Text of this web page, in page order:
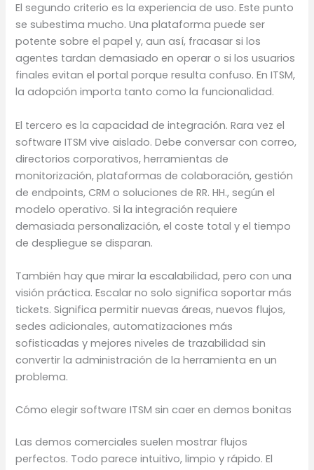
El segundo criterio es la experiencia de uso. Este punto
se subestima mucho. Una plataforma puede ser
potente sobre el papel y, aun así, fracasar si los
agentes tardan demasiado en operar o si los usuarios
finales evitan el portal porque resulta confuso. En ITSM,
la adopción importa tanto como la funcionalidad.
El tercero es la capacidad de integración. Rara vez el
software ITSM vive aislado. Debe conversar con correo,
directorios corporativos, herramientas de
monitorización, plataformas de colaboración, gestión
de endpoints, CRM o soluciones de RR. HH., según el
modelo operativo. Si la integración requiere
demasiada personalización, el coste total y el tiempo
de despliegue se disparan.
También hay que mirar la escalabilidad, pero con una
visión práctica. Escalar no solo significa soportar más
tickets. Significa permitir nuevas áreas, nuevos flujos,
sedes adicionales, automatizaciones más
sofisticadas y mejores niveles de trazabilidad sin
convertir la administración de la herramienta en un
problema.
Cómo elegir software ITSM sin caer en demos bonitas
Las demos comerciales suelen mostrar flujos
perfectos. Todo parece intuitivo, limpio y rápido. El